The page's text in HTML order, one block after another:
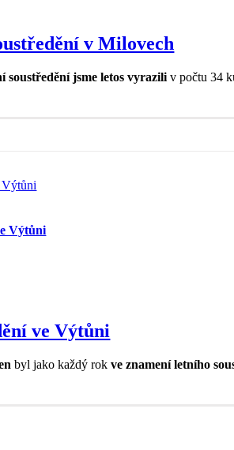
v Milovech
soustředění jsme letos vyrazili v počtu 34
Výtůni
Výtůni
ve Výtůni
byl jako každý rokve znamení letního